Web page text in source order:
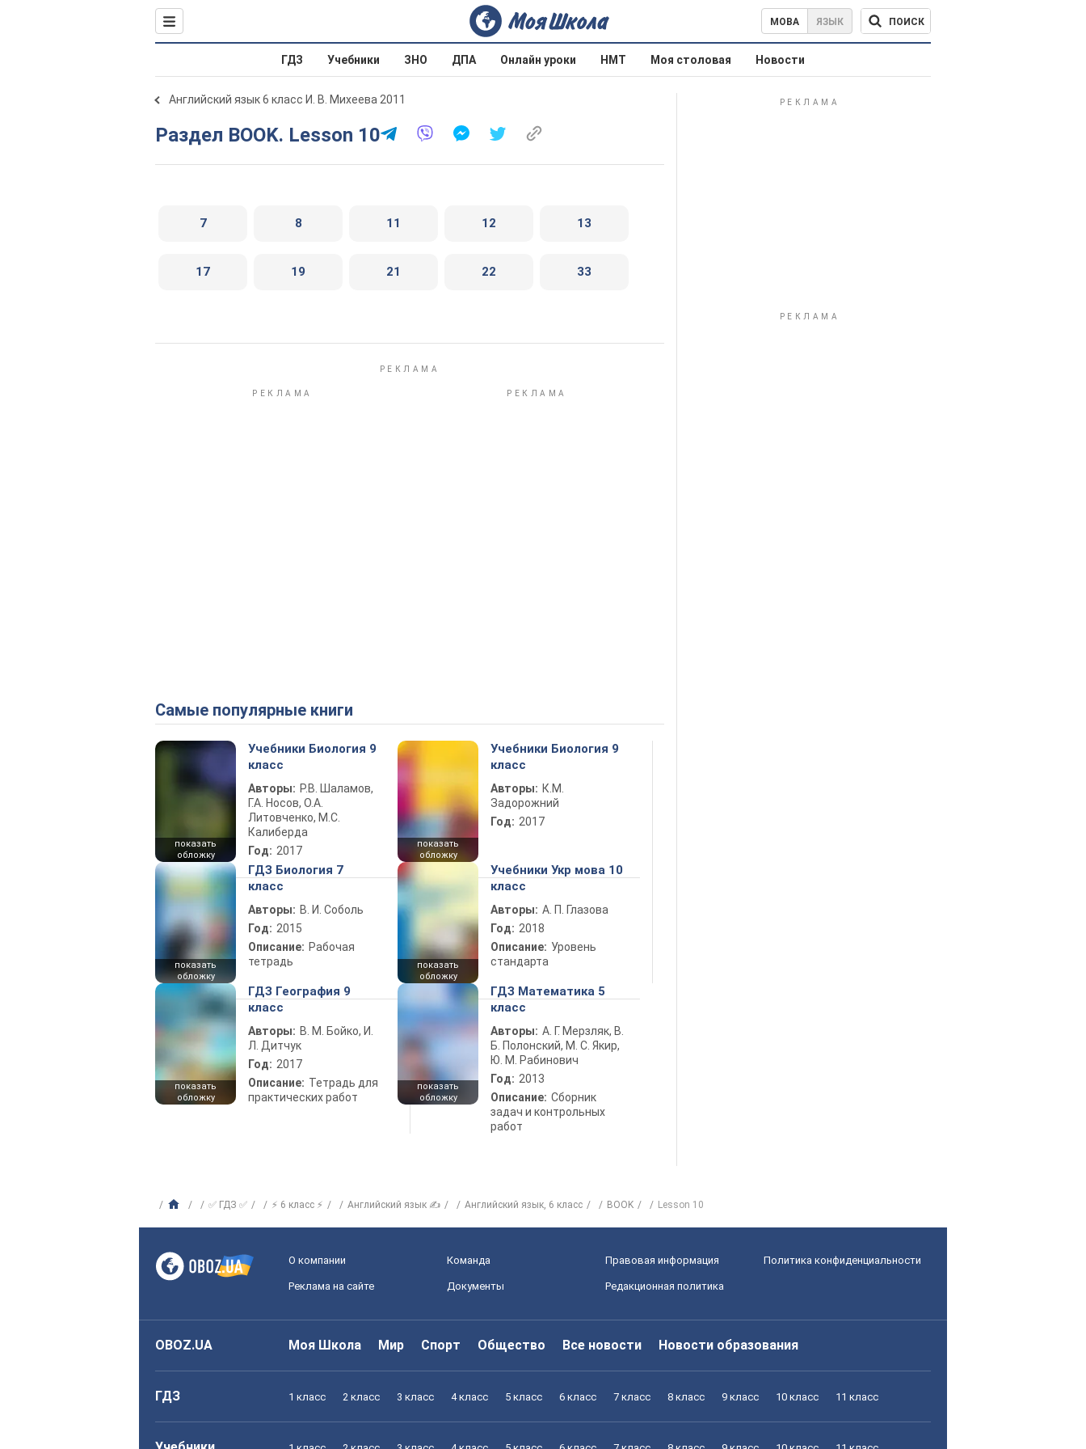
МОВА ЯЗЫК ПОИСК
ГДЗ Учебники ЗНО ДПА Онлайн уроки НМТ Моя столовая Новости
Английский язык 6 класс И. В. Михеева 2011
Раздел BOOK. Lesson 10
7 8 11 12 13
17 19 21 22 33
Самые популярные книги
показать
обложку
Учебники Биология 9
класс
Авторы: Р.В. Шаламов,
Г.А. Носов, О.А.
Литовченко, М.С.
Калиберда
Год: 2017
показать
обложку
Учебники Биология 9
класс
Авторы: К.М.
Задорожний
Год: 2017
показать
обложку
ГДЗ Биология 7
класс
Авторы: В. И. Соболь
Год: 2015
Описание: Рабочая
тетрадь
показать
обложку
Учебники Укр мова 10
класс
Авторы: А. П. Глазова
Год: 2018
Описание: Уровень
стандарта
показать
обложку
ГДЗ География 9
класс
Авторы: В. М. Бойко, И.
Л. Дитчук
Год: 2017
Описание: Тетрадь для
практических работ
показать
обложку
ГДЗ Математика 5
класс
Авторы: А. Г. Мерзляк, В.
Б. Полонский, М. С. Якир,
Ю. М. Рабинович
Год: 2013
Описание: Сборник
задач и контрольных
работ
✅ ГДЗ ✅ ⚡ 6 класс ⚡ Английский язык ✍ Английский язык, 6 класс BOOK Lesson 10
О компании Команда Правовая информация Политика конфиденциальности
Реклама на сайте Документы Редакционная политика
OBOZ.UA Моя Школа Мир Спорт Общество Все новости Новости образования
ГДЗ 1 класс 2 класс 3 класс 4 класс 5 класс 6 класс 7 класс 8 класс 9 класс 10 класс 11 класс